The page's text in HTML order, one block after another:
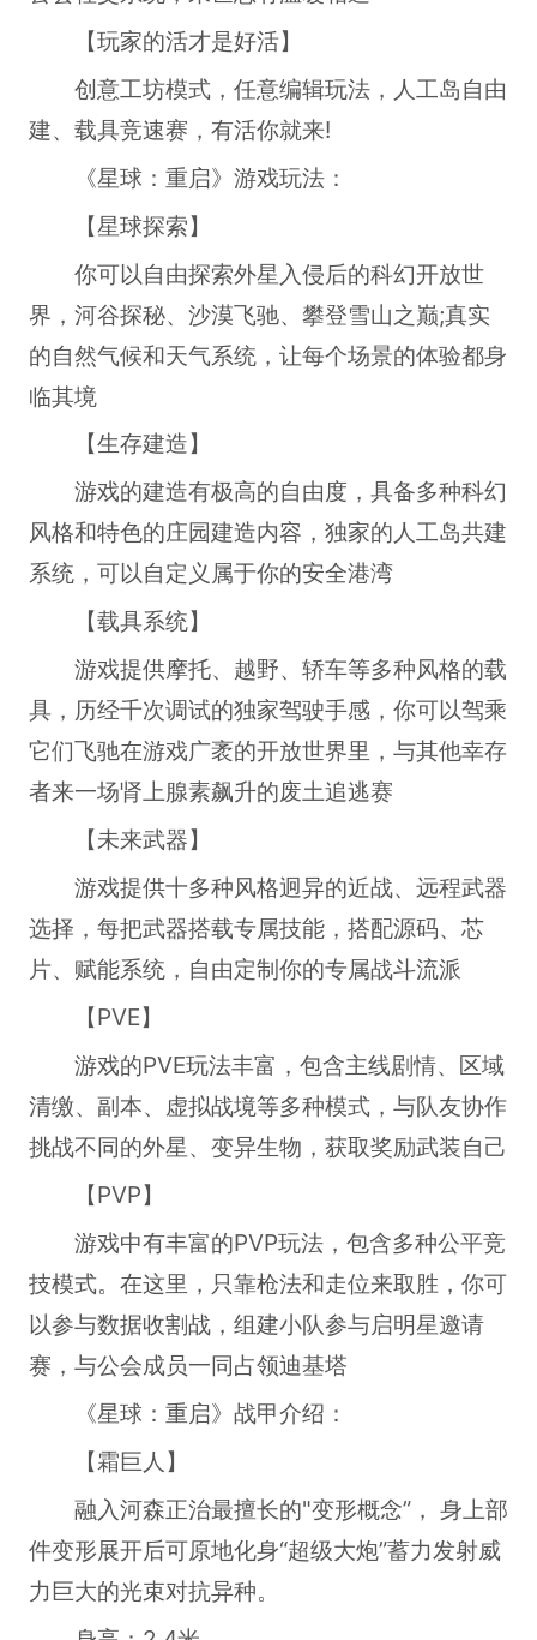
【玩家的活才是好活】
创意工坊模式，任意编辑玩法，人工岛自由
建、载具竞速赛，有活你就来!
《星球：重启》游戏玩法：
【星球探索】
你可以自由探索外星入侵后的科幻开放世
界，河谷探秘、沙漠飞驰、攀登雪山之巅;真实
的自然气候和天气系统，让每个场景的体验都身
临其境
【生存建造】
游戏的建造有极高的自由度，具备多种科幻
风格和特色的庄园建造内容，独家的人工岛共建
系统，可以自定义属于你的安全港湾
【载具系统】
游戏提供摩托、越野、轿车等多种风格的载
具，历经千次调试的独家驾驶手感，你可以驾乘
它们飞驰在游戏广袤的开放世界里，与其他幸存
者来一场肾上腺素飙升的废土追逃赛
【未来武器】
游戏提供十多种风格迥异的近战、远程武器
选择，每把武器搭载专属技能，搭配源码、芯
片、赋能系统，自由定制你的专属战斗流派
【PVE】
游戏的PVE玩法丰富，包含主线剧情、区域
清缴、副本、虚拟战境等多种模式，与队友协作
挑战不同的外星、变异生物，获取奖励武装自己
【PVP】
游戏中有丰富的PVP玩法，包含多种公平竞
技模式。在这里，只靠枪法和走位来取胜，你可
以参与数据收割战，组建小队参与启明星邀请
赛，与公会成员一同占领迪基塔
《星球：重启》战甲介绍：
【霜巨人】
融入河森正治最擅长的"变形概念”， 身上部
件变形展开后可原地化身“超级大炮”蓄力发射威
力巨大的光束对抗异种。